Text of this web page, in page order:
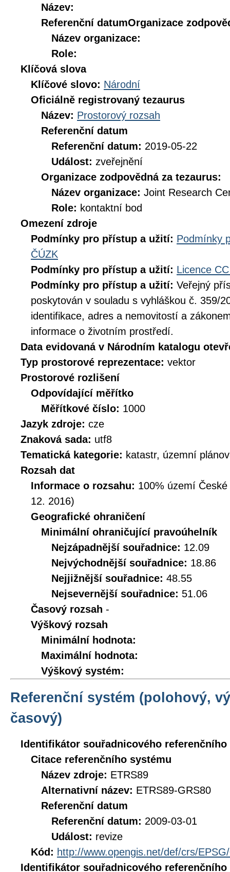
Název:
Referenční datumOrganizace
Název organizace:
Role:
Klíčová slova
Klíčové slovo: Národní
Oficiálně registrovaný tezaurus
Název: Prostorový rozsah
Referenční datum
Referenční datum: 2019-05-22
Událost: zveřejnění
Organizace zodpovědná za tezaurus:
Název organizace: Joint Research
Role: kontaktní bod
Omezení zdroje
Podmínky pro přístup a užití: Podmínky
ČÚZK
Podmínky pro přístup a užití: Licence
Podmínky pro přístup a užití: Veřejný
poskytován v souladu s vyhláškou č. 359/
identifikace, adres a nemovitostí a
informace o životním prostředí.
Data evidovaná v Národním katalogu
Typ prostorové reprezentace: vektor
Prostorové rozlišení
Odpovídající měřítko
Měřítkové číslo: 1000
Jazyk zdroje: cze
Znaková sada: utf8
Tematická kategorie: katastr, územní
Rozsah dat
Informace o rozsahu: 100% území
12. 2016)
Geografické ohraničení
Minimální ohraničující pravoúhelník
Nejzápadnější souřadnice: 12.09
Nejvýchodnější souřadnice: 18.86
Nejjižnější souřadnice: 48.55
Nejsevernější souřadnice: 51.06
Časový rozsah -
Výškový rozsah
Minimální hodnota:
Maximální hodnota:
Výškový systém:
Referenční systém (polohový,
časový)
Identifikátor souřadnicového referenčního
Citace referenčního systému
Název zdroje: ETRS89
Alternativní název: ETRS89-GRS80
Referenční datum
Referenční datum: 2009-03-01
Událost: revize
Kód: http://www.opengis.net/def/crs/
Identifikátor souřadnicového referenčního